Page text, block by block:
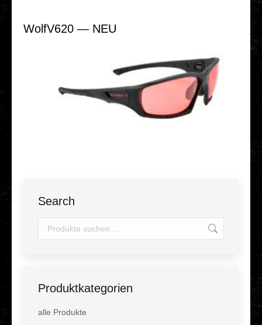
WolfV620 — NEU
Search
Produktkategorien
alle Produkte